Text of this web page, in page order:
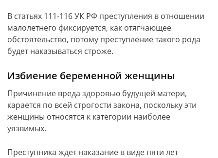
В статьях 111-116 УК РФ преступления в отношении
малолетнего фиксируется, как отягчающее
обстоятельство, потому преступление такого рода
будет наказываться строже.
Избиение беременной женщины
Причинение вреда здоровью будущей матери,
карается по всей строгости закона, поскольку эти
женщины относятся к категории наиболее
уязвимых.
Преступника ждет наказание в виде пяти лет